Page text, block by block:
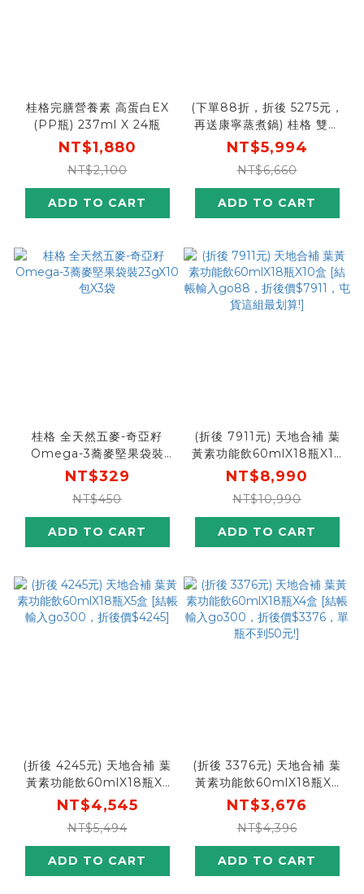
桂格完膳營養素 高蛋白EX
(PP瓶) 237ml X 24瓶
NT$1,880
NT$2,100
ADD TO CART
(下單88折，折後 5275元，
再送康寧蒸煮鍋) 桂格 雙效
活靈芝60mlX16瓶X6盒 [結
帳輸入go88，折後價
$5275，再送康寧蒸煮鍋]
NT$5,994
NT$6,660
ADD TO CART
桂格 全天然五麥-奇亞籽
Omega-3蕎麥堅果袋裝
23gX10包X3袋
NT$329
NT$450
ADD TO CART
(折後 7911元) 天地合補 葉
黃素功能飲60mlX18瓶X10
盒 [結帳輸入go88，折後價
$7911，屯貨這組最划算!]
NT$8,990
NT$10,990
ADD TO CART
(折後 4245元) 天地合補 葉
黃素功能飲60mlX18瓶X5
盒 [結帳輸入go300，折後
價$4245]
NT$4,545
NT$5,494
ADD TO CART
(折後 3376元) 天地合補 葉
黃素功能飲60mlX18瓶X4
盒 [結帳輸入go300，折後
價$3376，單瓶不到50元!]
NT$3,676
NT$4,396
ADD TO CART